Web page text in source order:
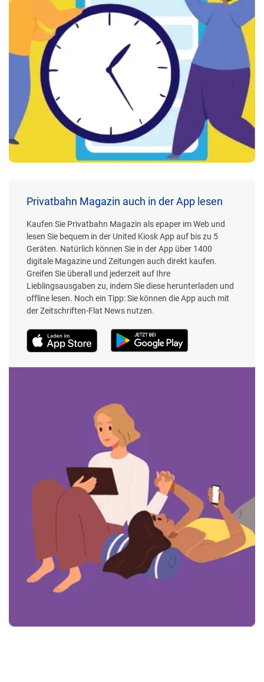
Privatbahn Magazin auch in der App lesen
Kaufen Sie Privatbahn Magazin als epaper im Web und
lesen Sie bequem in der United Kiosk App auf bis zu 5
Geräten. Natürlich können Sie in der App über 1400
digitale Magazine und Zeitungen auch direkt kaufen.
Greifen Sie überall und jederzeit auf Ihre
Lieblingsausgaben zu, indem Sie diese herunterladen und
offline lesen. Noch ein Tipp: Sie können die App auch mit
der Zeitschriften-Flat News nutzen.